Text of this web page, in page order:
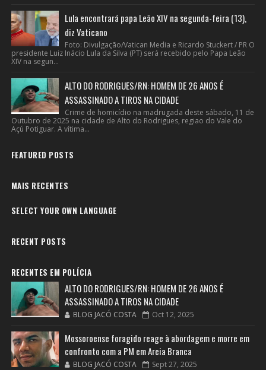
Lula encontrará papa Leão XIV na segunda-feira (13),
diz Vaticano
Foto: Divulgação/Vatican Media e Ricardo Stuckert / PR O
presidente Luiz Inácio Lula da Silva (PT) será recebido pelo Papa Leão
XIV na segun...
ALTO DO RODRIGUES/RN: HOMEM DE 26 ANOS É
ASSASSINADO A TIROS NA CIDADE
Crime de homicídio na madrugada deste sábado, 11 de
Outubro de 2025 na cidade de Alto do Rodrigues, regiao do Vale do
Açú Potiguar. A vítima...
FEATURED POSTS
MAIS RECENTES
SELECT YOUR OWN LANGUAGE
RECENT POSTS
RECENTES EM POLÍCIA
ALTO DO RODRIGUES/RN: HOMEM DE 26 ANOS É
ASSASSINADO A TIROS NA CIDADE
BLOG JACÓ COSTA Oct 12, 2025
Mossoroense foragido reage à abordagem e morre em
confronto com a PM em Areia Branca
BLOG JACÓ COSTA Sept 27, 2025